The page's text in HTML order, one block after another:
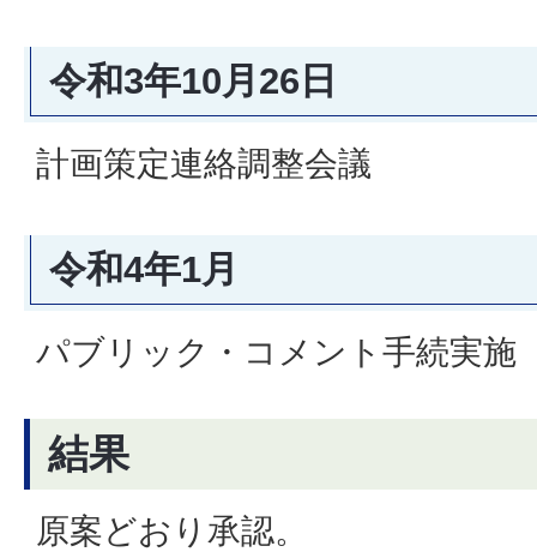
令和3年10月26日
計画策定連絡調整会議
令和4年1月
パブリック・コメント手続実施
結果
原案どおり承認。